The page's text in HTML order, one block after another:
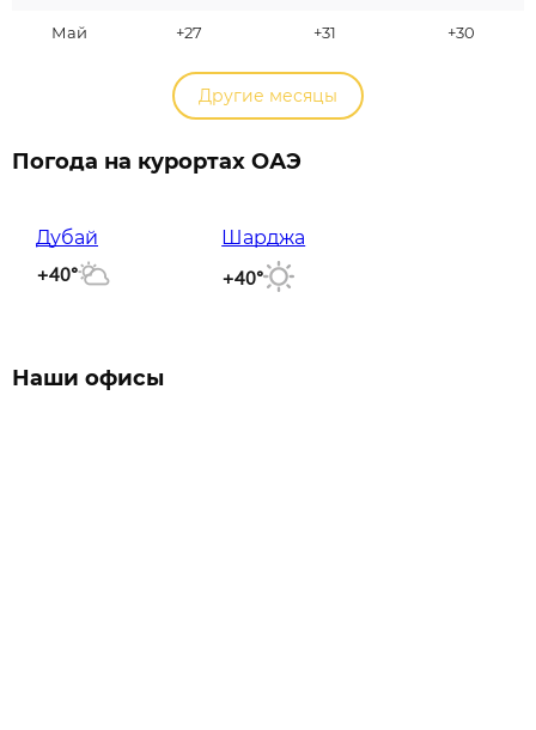
Май +27 +31 +30
Другие месяцы
Погода на курортах ОАЭ
Дубай
+40°
Шарджа
+40°
Наши офисы